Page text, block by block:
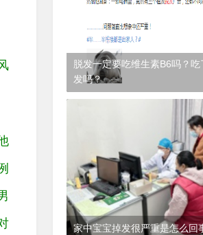
脱发一定要吃维生素B6吗？
发吗？
家中宝宝掉发很严重是怎么回